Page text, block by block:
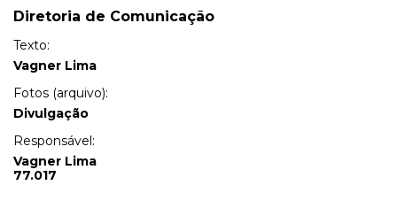
Diretoria de Comunicação
Texto:
Vagner Lima
Fotos (arquivo):
Divulgação
Responsável:
Vagner Lima
77.017